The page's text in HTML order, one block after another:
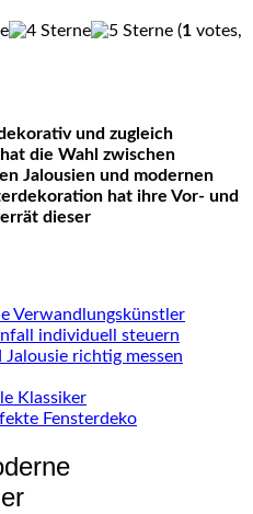
(1 votes,
die Wahl zwischen
Jalousien und modernen
hat ihre Vor- und
dieser
Verwandlungskünstler
individuell steuern
Jalousie richtig messen
Klassiker
Fensterdeko